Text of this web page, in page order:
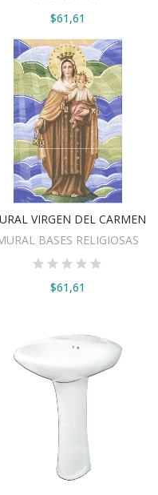
$61,61
VER OPCIONES
VIRGEN DEL CARMEN
BASES RELIGIOSAS
$61,61